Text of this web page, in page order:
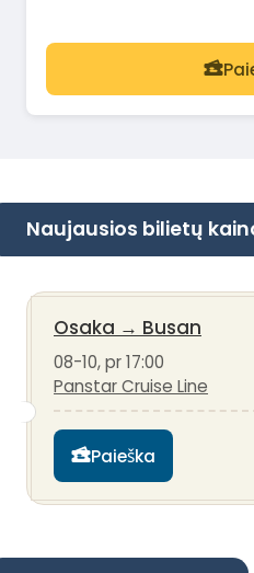
Naujausios bilietų
Osaka → Busan
08-10, pr 17:00
Panstar Cruise Line
Paieška